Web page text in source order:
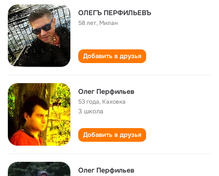
ОЛЕГЪ ПЕРФИЛЬЕВЪ
58 лет, Милан
Добавить в друзья
Олег Перфильев
53 года, Каховка
3 школа
Добавить в друзья
Олег Перфильев